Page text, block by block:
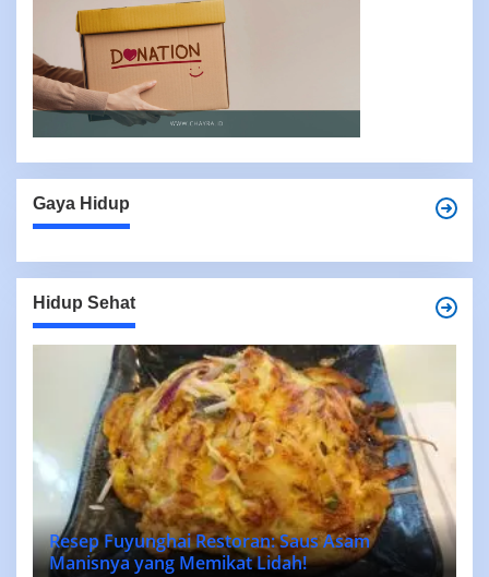
Gaya Hidup
Hidup Sehat
Resep Fuyunghai Restoran: Saus Asam
Manisnya yang Memikat Lidah!